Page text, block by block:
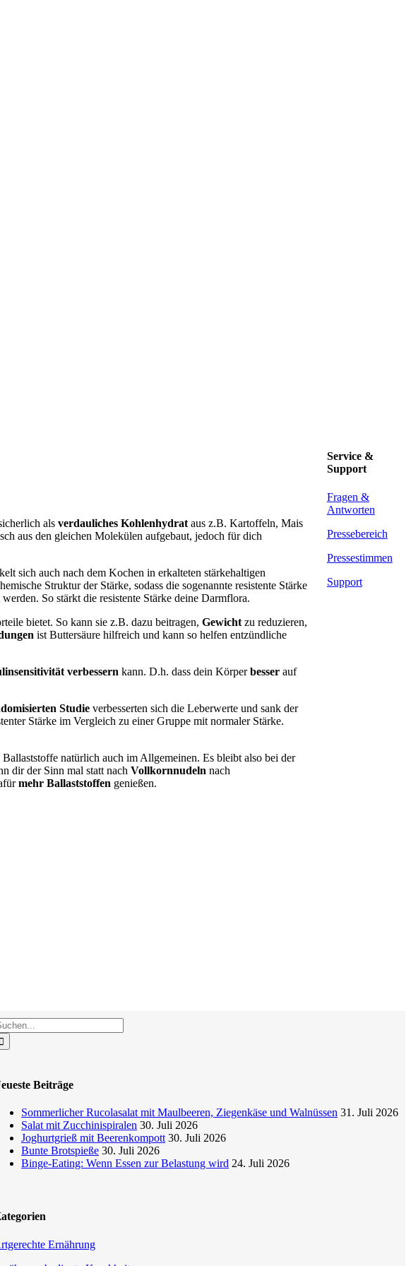
als verdauliches Kohlenhydrataus z.B. Kartoffeln, Mais
aus den gleichen Molekülen aufgebaut, jedoch für dich
sich auch nach dem Kochen in erkalteten stärkehaltigen
Struktur der Stärke, sodass die sogenannte resistente Stärke
werden. So stärkt die resistente Stärke deine Darmflora.
bietet. So kann sie z.B. dazu beitragen, Gewichtzu reduzieren,
ist Buttersäure hilfreich und kann so helfen entzündliche
verbessern kann. D.h. dass dein Körperbesserauf
Studieverbesserten sich die Leberwerte und sank der
Stärke im Vergleich zu einer Gruppe mit normaler Stärke.
natürlich auch im Allgemeinen. Es bleibt also bei der
dir der Sinn mal statt nach Vollkornnudeln nach
mehr Ballaststoffen genießen.
Beiträge
Sommerlicher Rucolasalat mit Maulbeeren, Ziegenkäse und Walnüssen 31. Juli 2026
Salat mit Zucchinispiralen 30. Juli 2026
Joghurtgrieß mit Beerenkompott 30. Juli 2026
Bunte Brotspieße 30. Juli 2026
Binge-Eating: Wenn Essen zur Belastung wird 24. Juli 2026
Ernährung
Service &
Support
Fragen &
Antworten
Pressebereich
Pressestimmen
Support